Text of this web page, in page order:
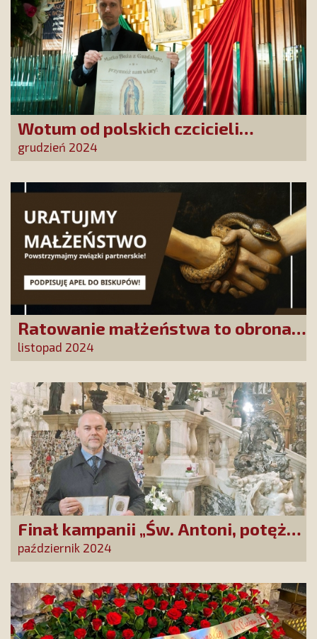
Wotum od polskich czcicieli
złożone w Guadalupe
grudzień 2024
Ratowanie małżeństwa to obrona
przed upadkiem cywilizacyjnym.
Podpisujmy list do biskupów
polskich!
listopad 2024
Finał kampanii „Św. Antoni, potężny
Cudotwórco, módl się za nami!”
październik 2024